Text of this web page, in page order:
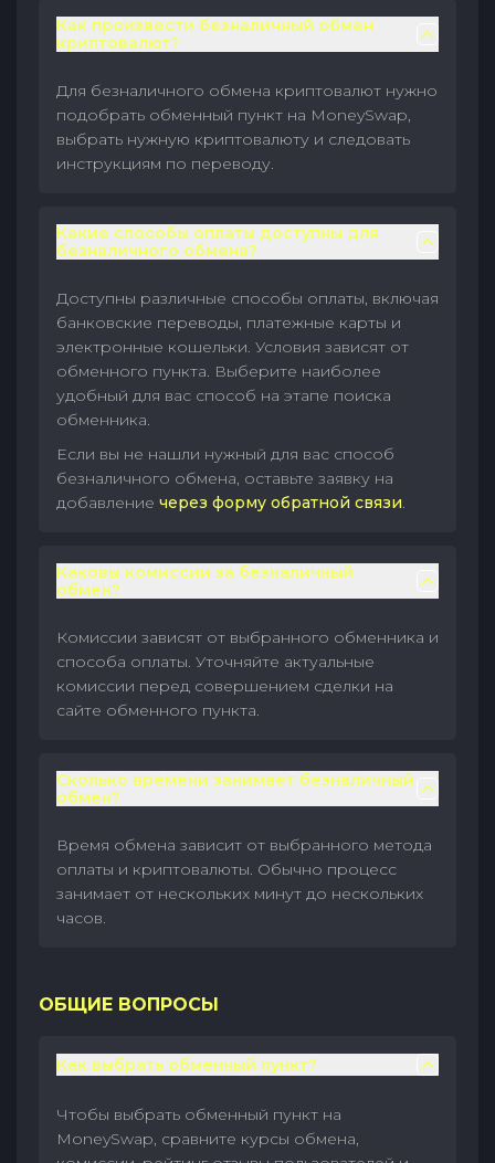
Как произвести безналичный обмен
криптовалют?
Для безналичного обмена криптовалют нужно
подобрать обменный пункт на MoneySwap,
выбрать нужную криптовалюту и следовать
инструкциям по переводу.
Какие способы оплаты доступны для
безналичного обмена?
Доступны различные способы оплаты, включая
банковские переводы, платежные карты и
электронные кошельки. Условия зависят от
обменного пункта. Выберите наиболее
удобный для вас способ на этапе поиска
обменника.
Если вы не нашли нужный для вас способ
безналичного обмена, оставьте заявку на
добавление через форму обратной связи.
Каковы комиссии за безналичный
обмен?
Комиссии зависят от выбранного обменника и
способа оплаты. Уточняйте актуальные
комиссии перед совершением сделки на
сайте обменного пункта.
Сколько времени занимает безналичный
обмен?
Время обмена зависит от выбранного метода
оплаты и криптовалюты. Обычно процесс
занимает от нескольких минут до нескольких
часов.
ОБЩИЕ ВОПРОСЫ
Как выбрать обменный пункт?
Чтобы выбрать обменный пункт на
MoneySwap, сравните курсы обмена,